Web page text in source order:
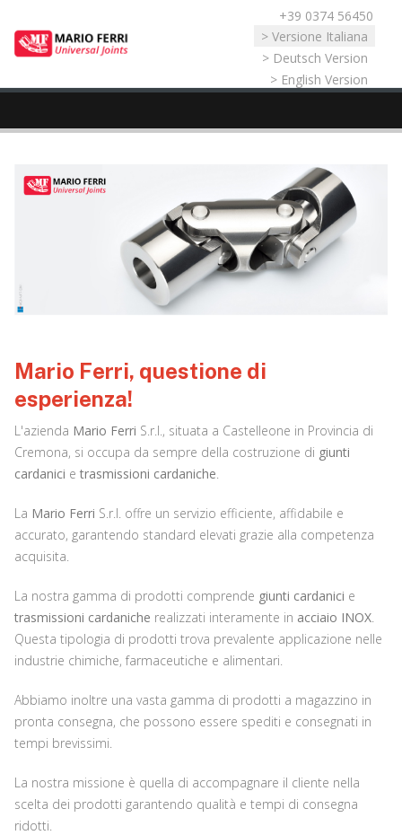
+39 0374 56450
> Versione Italiana
> Deutsch Version
> English Version
Mario Ferri, questione di
esperienza!
L'azienda Mario Ferri S.r.l., situata a Castelleone in Provincia di
Cremona, si occupa da sempre della costruzione di giunti
cardanici e trasmissioni cardaniche.
La Mario Ferri S.r.l. offre un servizio efficiente, affidabile e
accurato, garantendo standard elevati grazie alla competenza
acquisita.
La nostra gamma di prodotti comprende giunti cardanici e
trasmissioni cardaniche realizzati interamente in acciaio INOX.
Questa tipologia di prodotti trova prevalente applicazione nelle
industrie chimiche, farmaceutiche e alimentari.
Abbiamo inoltre una vasta gamma di prodotti a magazzino in
pronta consegna, che possono essere spediti e consegnati in
tempi brevissimi.
La nostra missione è quella di accompagnare il cliente nella
scelta dei prodotti garantendo qualità e tempi di consegna
ridotti.